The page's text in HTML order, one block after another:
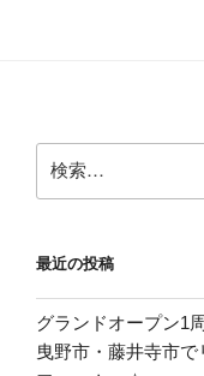
索:
最近の投稿
グランドオープン1
曳野市・藤井寺市